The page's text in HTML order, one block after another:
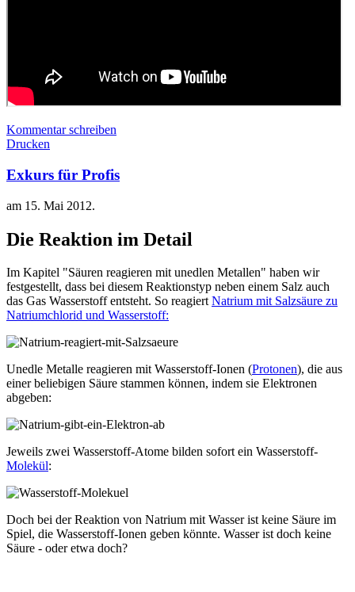
Kommentar schreiben
Drucken
Exkurs für Profis
am 15. Mai 2012.
Die Reaktion im Detail
Im Kapitel "Säuren reagieren mit unedlen Metallen" haben wir
festgestellt, dass bei diesem Reaktionstyp neben einem Salz auch
das Gas Wasserstoff entsteht. So reagiertNatrium mit Salzsäure zu
Natriumchlorid und Wasserstoff:
Unedle Metalle reagieren mit Wasserstoff-Ionen (Protonen), die aus
einer beliebigen Säure stammen können, indem sie Elektronen
abgeben:
Jeweils zwei Wasserstoff-Atome bilden sofort ein Wasserstoff-
Molekül:
Doch bei der Reaktion von Natrium mit Wasser ist keine Säure im
Spiel, die Wasserstoff-Ionen geben könnte. Wasser ist doch keine
Säure - oder etwa doch?